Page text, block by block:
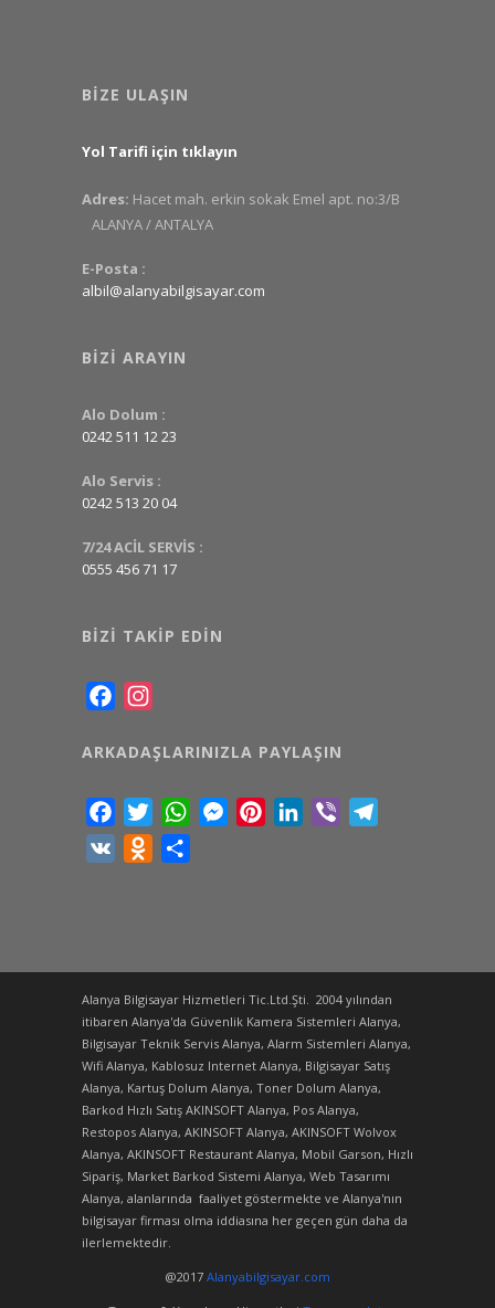
BIZE ULAŞIN
Yol Tarifi için tıklayın
Adres: Hacet mah. erkin sokak Emel apt. no:3/B
ALANYA / ANTALYA
E-Posta :
albil@alanyabilgisayar.com
BIZI ARAYIN
Alo Dolum :
0242 511 12 23
Alo Servis :
0242 513 20 04
7/24 ACİL SERVİS :
0555 456 71 17
BIZI TAKIP EDIN
Facebook
ARKADAŞLARINIZLA PAYLAŞIN
FacebookTwitterWhatsAppMessenger
PinterestLinkedIn
Viber
VK
Odnoklassniki
Alanya Bilgisayar Hizmetleri Tic.Ltd.Şti. 2004 yılından
itibaren Alanya'da Güvenlik Kamera Sistemleri Alanya,
Bilgisayar Teknik Servis Alanya, Alarm Sistemleri Alanya,
Wifi Alanya, Kablosuz Internet Alanya, Bilgisayar Satış
Alanya, Kartuş Dolum Alanya, Toner Dolum Alanya,
Barkod Hızlı Satış AKINSOFT Alanya, Pos Alanya,
Restopos Alanya, AKINSOFT Alanya, AKINSOFT Wolvox
Alanya, AKINSOFT Restaurant Alanya, Mobil Garson, Hızlı
Sipariş, Market Barkod Sistemi Alanya, Web Tasarımı
Alanya, alanlarında faaliyet göstermekte ve Alanya'nın
bilgisayar firması olma iddiasına her geçen gün daha da
ilerlemektedir.
@2017 Alanyabilgisayar.com